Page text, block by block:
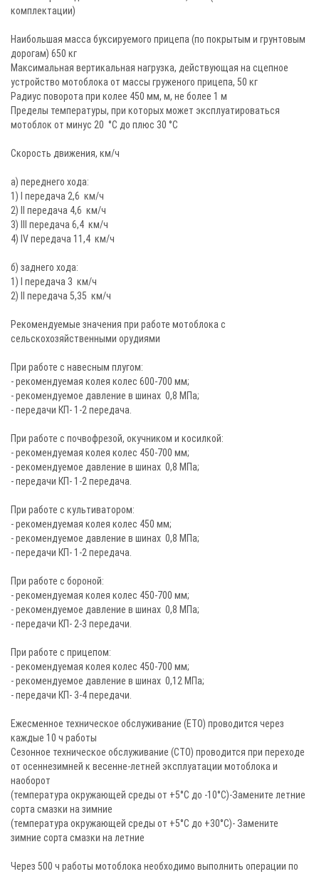
комплектации)
Наибольшая масса буксируемого прицепа (по покрытым и грунтовым
дорогам) 650 кг
Максимальная вертикальная нагрузка, действующая на сцепное
устройство мотоблока от массы груженого прицепа, 50 кг
Радиус поворота при колее 450 мм, м, не более 1 м
Пределы температуры, при которых может эксплуатироваться
мотоблок от минус 20 °С до плюс 30 °С
Скорость движения, км/ч
а) переднего хода:
1) I передача 2,6 км/ч
2) II передача 4,6 км/ч
3) III передача 6,4 км/ч
4) IV передача 11,4 км/ч
б) заднего хода:
1) I передача 3 км/ч
2) II передача 5,35 км/ч
Рекомендуемые значения при работе мотоблока с
сельскохозяйственными орудиями
При работе с навесным плугом:
- рекомендуемая колея колес 600-700 мм;
- рекомендуемое давление в шинах 0,8 МПа;
- передачи КП- 1-2 передача.
При работе с почвофрезой, окучником и косилкой:
- рекомендуемая колея колес 450-700 мм;
- рекомендуемое давление в шинах 0,8 МПа;
- передачи КП- 1-2 передача.
При работе с культиватором:
- рекомендуемая колея колес 450 мм;
- рекомендуемое давление в шинах 0,8 МПа;
- передачи КП- 1-2 передача.
При работе с бороной:
- рекомендуемая колея колес 450-700 мм;
- рекомендуемое давление в шинах 0,8 МПа;
- передачи КП- 2-3 передачи.
При работе с прицепом:
- рекомендуемая колея колес 450-700 мм;
- рекомендуемое давление в шинах 0,12 МПа;
- передачи КП- 3-4 передачи.
Ежесменное техническое обслуживание (ЕТО) проводится через
каждые 10 ч работы
Сезонное техническое обслуживание (СТО) проводится при переходе
от осеннезимней к весенне-летней эксплуатации мотоблока и
наоборот
(температура окружающей среды от +5°С до -10°С)-Замените летние
сорта смазки на зимние
(температура окружающей среды от +5°С до +30°С)- Замените
зимние сорта смазки на летние
Через 500 ч работы мотоблока необходимо выполнить операции по